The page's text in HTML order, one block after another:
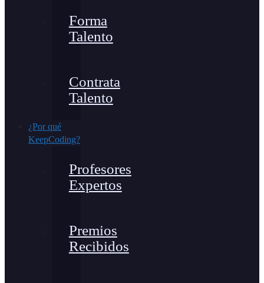
Forma
Talento
Contrata
Talento
¿Por qué
KeepCoding?
Profesores
Expertos
Premios
Recibidos